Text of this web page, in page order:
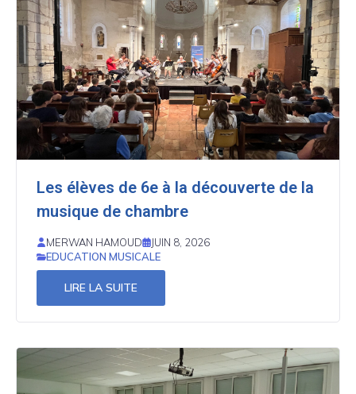
Les élèves de 6e à la découverte de la
musique de chambre
MERWAN HAMOUD
JUIN 8, 2026
EDUCATION MUSICALE
LIRE LA SUITE